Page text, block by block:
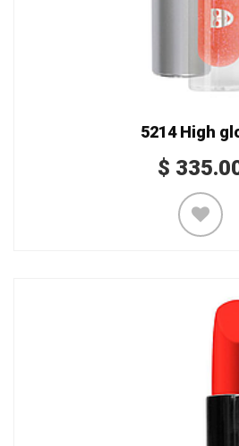
5214 High
$